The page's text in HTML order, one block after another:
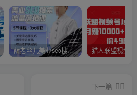
薛老丝儿美业seo搜索流量落地课，一周暴涨20w粉丝，全干货讲解
下一篇